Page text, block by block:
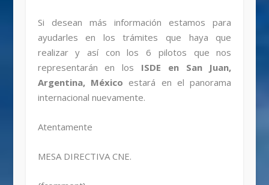
Si desean más información estamos para
ayudarles en los trámites que haya que
realizar y así con los 6 pilotos que nos
representarán en los ISDE en San Juan,
Argentina, México estará en el panorama
internacional nuevamente.
Atentamente
MESA DIRECTIVA CNE.